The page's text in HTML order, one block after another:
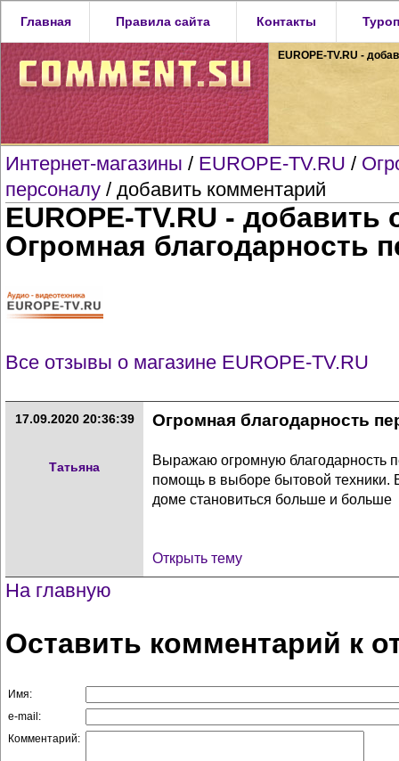
Главная Правила сайта Контакты
EUROPE-TV.RU -
Интернет-магазины / EUROPE-TV.RU /
персоналу / добавить комментарий
EUROPE-TV.RU - добавить
Огромная благодарность
Все отзывы о магазине EUROPE-TV.RU
17.09.2020 20:36:39
Татьяна
Огромная благодарность
Выражаю огромную благодарность
помощь в выборе бытовой
доме становиться больше и больше
Открыть тему
На главную
Оставить комментарий к
Имя:
e-mail:
Комментарий: